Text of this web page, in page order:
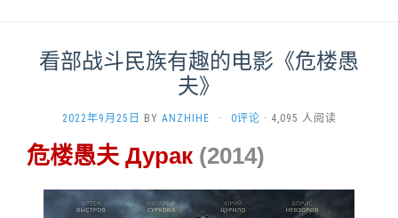
看部战斗民族有趣的电影《危楼愚
夫》
2022年9月25日 BY ANZHIHE · 0评论 · 4,095 人阅读
危楼愚夫 Дурак (2014)